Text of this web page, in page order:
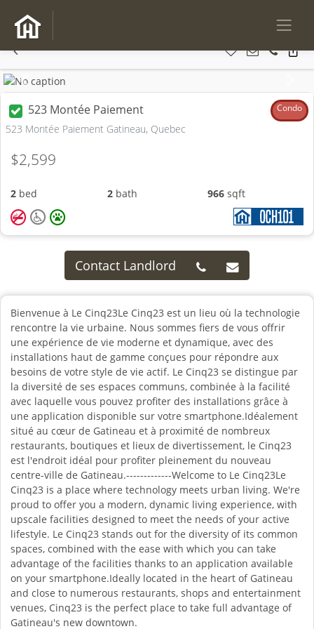
Previous
523 Montée Paiement Condo
523 Montée Paiement Gatineau, Quebec
$2,599
2 bed 2 bath 966 sqft
Contact Landlord
Bienvenue à Le Cinq23Le Cinq23 est un lieu où la technologie
rencontre la vie urbaine. Nous sommes fiers de vous offrir
une expérience de vie moderne et dynamique, avec des
installations haut de gamme conçues pour répondre aux
besoins de votre style de vie actif. Le Cinq23 se distingue par
la diversité de ses espaces communs, combinée à la facilité
avec laquelle vous pouvez profiter des installations grâce à
une application disponible sur votre smartphone.Idéalement
situé au cœur de Gatineau et à proximité de nombreux
restaurants, boutiques et lieux de divertissement, le Cinq23
est l'endroit idéal pour profiter pleinement du nouveau
centre-ville de Gatineau.-------------Welcome to Le Cinq23Le
Cinq23 is a place where technology meets urban living. We're
proud to offer you a modern, dynamic living experience, with
upscale facilities designed to meet the needs of your active
lifestyle. Le Cinq23 stands out for the diversity of its common
spaces, combined with the ease with which you can take
advantage of the facilities thanks to an application available
on your smartphone.Ideally located in the heart of Gatineau
and close to numerous restaurants, shops and entertainment
venues, Cinq23 is the perfect place to take full advantage of
Gatineau's new downtown.